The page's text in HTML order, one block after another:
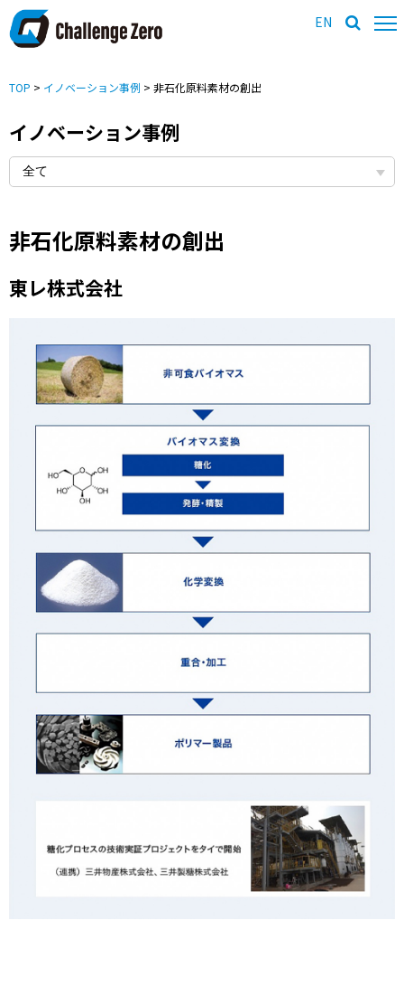
EN
TOP > イノベーション事例 > 非石化原料素材の創出
イノベーション事例
非石化原料素材の創出
東レ株式会社